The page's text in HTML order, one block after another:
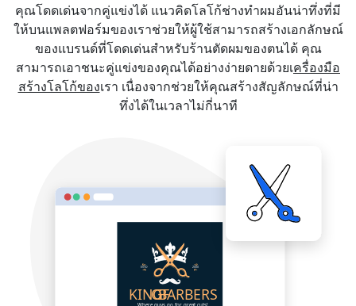
คุณโดดเด่นจากคู่แข่งได้ แนวคิดโลโก้ช่างทำผมอันน่าทึ่งที่มี
ให้บนแพลตฟอร์มของเราช่วยให้ผู้ใช้สามารถสร้างเอกลักษณ์
ของแบรนด์ที่โดดเด่นสำหรับร้านตัดผมของตนได้ คุณ
สามารถเอาชนะคู่แข่งของคุณได้อย่างง่ายดายด้วยเครื่องมือ
สร้างโลโก้ของเรา เนื่องจากช่วยให้คุณสร้างสัญลักษณ์ที่น่า
ทึ่งได้ในเวลาไม่กี่นาที